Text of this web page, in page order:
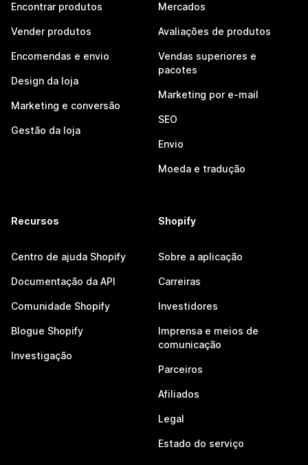
Encontrar produtos
Vender produtos
Encomendas e envio
Design da loja
Marketing e conversão
Gestão da loja
Mercados
Avaliações de produtos
Vendas superiores e
pacotes
Marketing por e-mail
SEO
Envio
Moeda e tradução
Recursos
Centro de ajuda Shopify
Documentação da API
Comunidade Shopify
Blogue Shopify
Investigação
Shopify
Sobre a aplicação
Carreiras
Investidores
Imprensa e meios de
comunicação
Parceiros
Afiliados
Legal
Estado do serviço